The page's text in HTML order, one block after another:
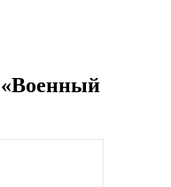
«Военный